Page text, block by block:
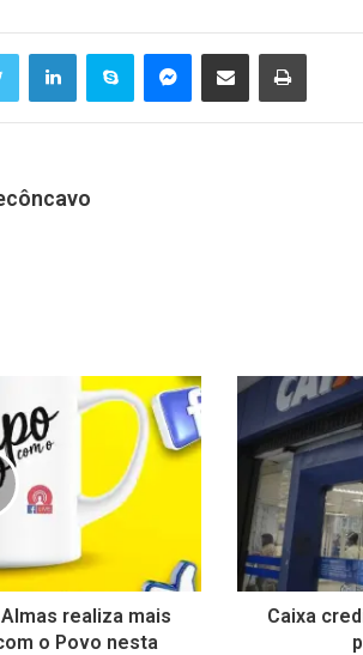
Twitter LinkedinSkype Messenger
Compartilhar via e-mail Imprimir
realiza mais
o Povo nesta
Caixa